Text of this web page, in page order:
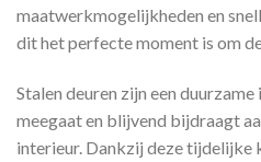
maatwerkmogelijkheden en
dit het perfecte moment is om
Stalen deuren zijn een
meegaat en blijvend bijdraagt
interieur. Dankzij deze